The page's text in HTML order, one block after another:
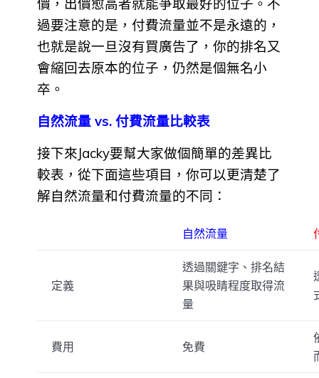
價，出價愈高者就能爭取最好的位子。不
過要注意的是，付費流量並不是永遠的，
也就是說一旦沒有買廣告了，你的排名又
會縮回去原本的位子，仍然是個無名小
卒。
自然流量 vs. 付費流量比較表
接下來Jacky要幫大家做個簡單的差異比
較表，從下面這些項目，你可以更清楚了
解自然流量和付費流量的不同：
自然流量
定義
透過關鍵字、排名結
果與吸睛程度取得流
量
費用 免費